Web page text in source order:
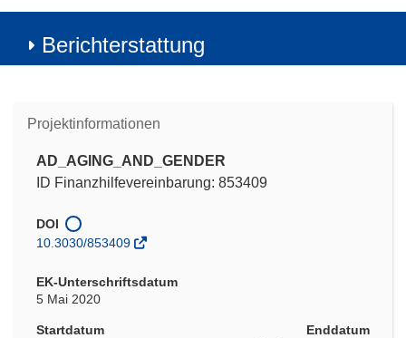
Berichterstattung
Projektinformationen
AD_AGING_AND_GENDER
ID Finanzhilfevereinbarung: 853409
DOI
10.3030/853409
EK-Unterschriftsdatum
5 Mai 2020
Startdatum
Enddatum